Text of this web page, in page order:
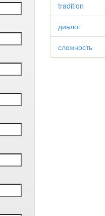
tradition
диалог
сложность